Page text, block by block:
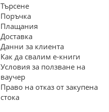
Търсене
Поръчка
Плащания
Доставка
Данни за клиента
Как да свалим е-книги
Условия за ползване на
ваучер
Право на отказ от закупена
стока